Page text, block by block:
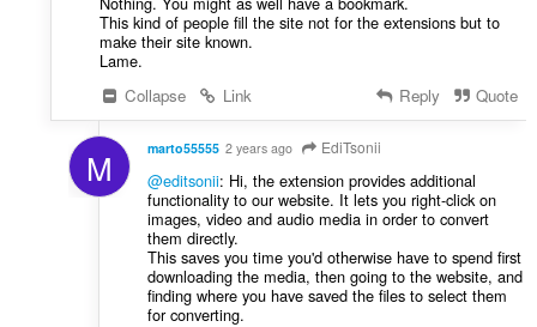
This kind of people fill the site not for the extensions but to
make their site known.
Lame.
Collapse
Link Reply Quote
M marto55555 2 years ago EdiTsonii
@editsonii: Hi, the extension provides additional
functionality to our website. It lets you right-click on
images, video and audio media in order to convert
them directly.
This saves you time you'd otherwise have to spend first
downloading the media, then going to the website, and
finding where you have saved the files to select them
for converting.